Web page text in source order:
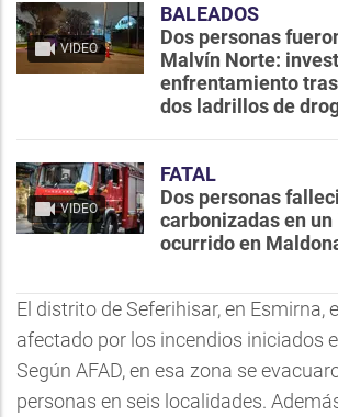
VIDEO
BALEADOS
Dos personas
Malvín Norte:
enfrentamiento
dos ladrillos de
VIDEO
FATAL
Dos personas
carbonizadas en
ocurrido en
El distrito de Seferihisar, en Esmirna,
afectado por los incendios iniciados
Según AFAD, en esa zona se
personas en seis localidades.